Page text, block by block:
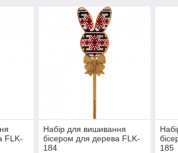
FLK-
Набір для вишивання
бісером для дерева FLK-
184
185